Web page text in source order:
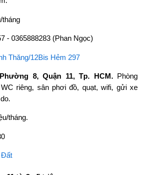
tháng
- 0365888283 (Phan Ngọc)
Thăng/12Bis Hẻm 297
8, Quận 11, Tp. HCM.Phòng
riêng, sân phơi đồ, quạt, wifi, gửi xe
tháng.